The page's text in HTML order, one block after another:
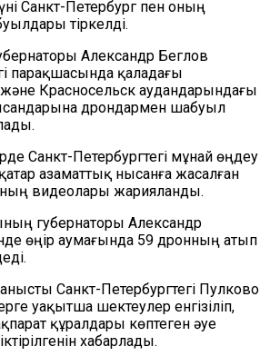
Санкт-Петербург пен оның
тіркелді.
Александр Беглов
парақшасында қаладағы
Красносельск аудандарындағы
дрондармен шабуыл
Санкт-Петербургтегі мұнай өңдеу
азаматтық нысанға жасалған
видеолары жарияланды.
губернаторы Александр
өңір аумағында 59 дронның атып
Санкт-Петербургтегі Пулково
уақытша шектеулер енгізіліп,
құралдары көптеген әуе
хабарлады.